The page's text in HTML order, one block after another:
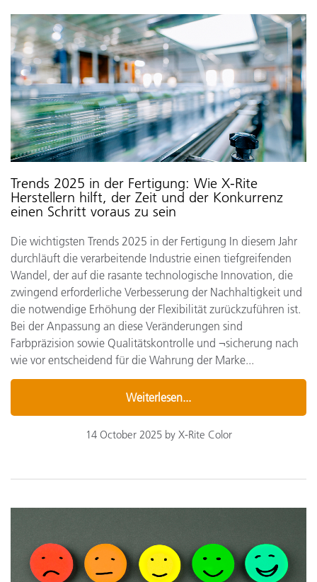
Trends 2025 in der Fertigung: Wie X-Rite
Herstellern hilft, der Zeit und der Konkurrenz
einen Schritt voraus zu sein
Die wichtigsten Trends 2025 in der Fertigung In diesem Jahr
durchläuft die verarbeitende Industrie einen tiefgreifenden
Wandel, der auf die rasante technologische Innovation, die
zwingend erforderliche Verbesserung der Nachhaltigkeit und
die notwendige Erhöhung der Flexibilität zurückzuführen ist.
Bei der Anpassung an diese Veränderungen sind
Farbpräzision sowie Qualitätskontrolle und ¬sicherung nach
wie vor entscheidend für die Wahrung der Marke...
Weiterlesen...
14 October 2025 by X-Rite Color